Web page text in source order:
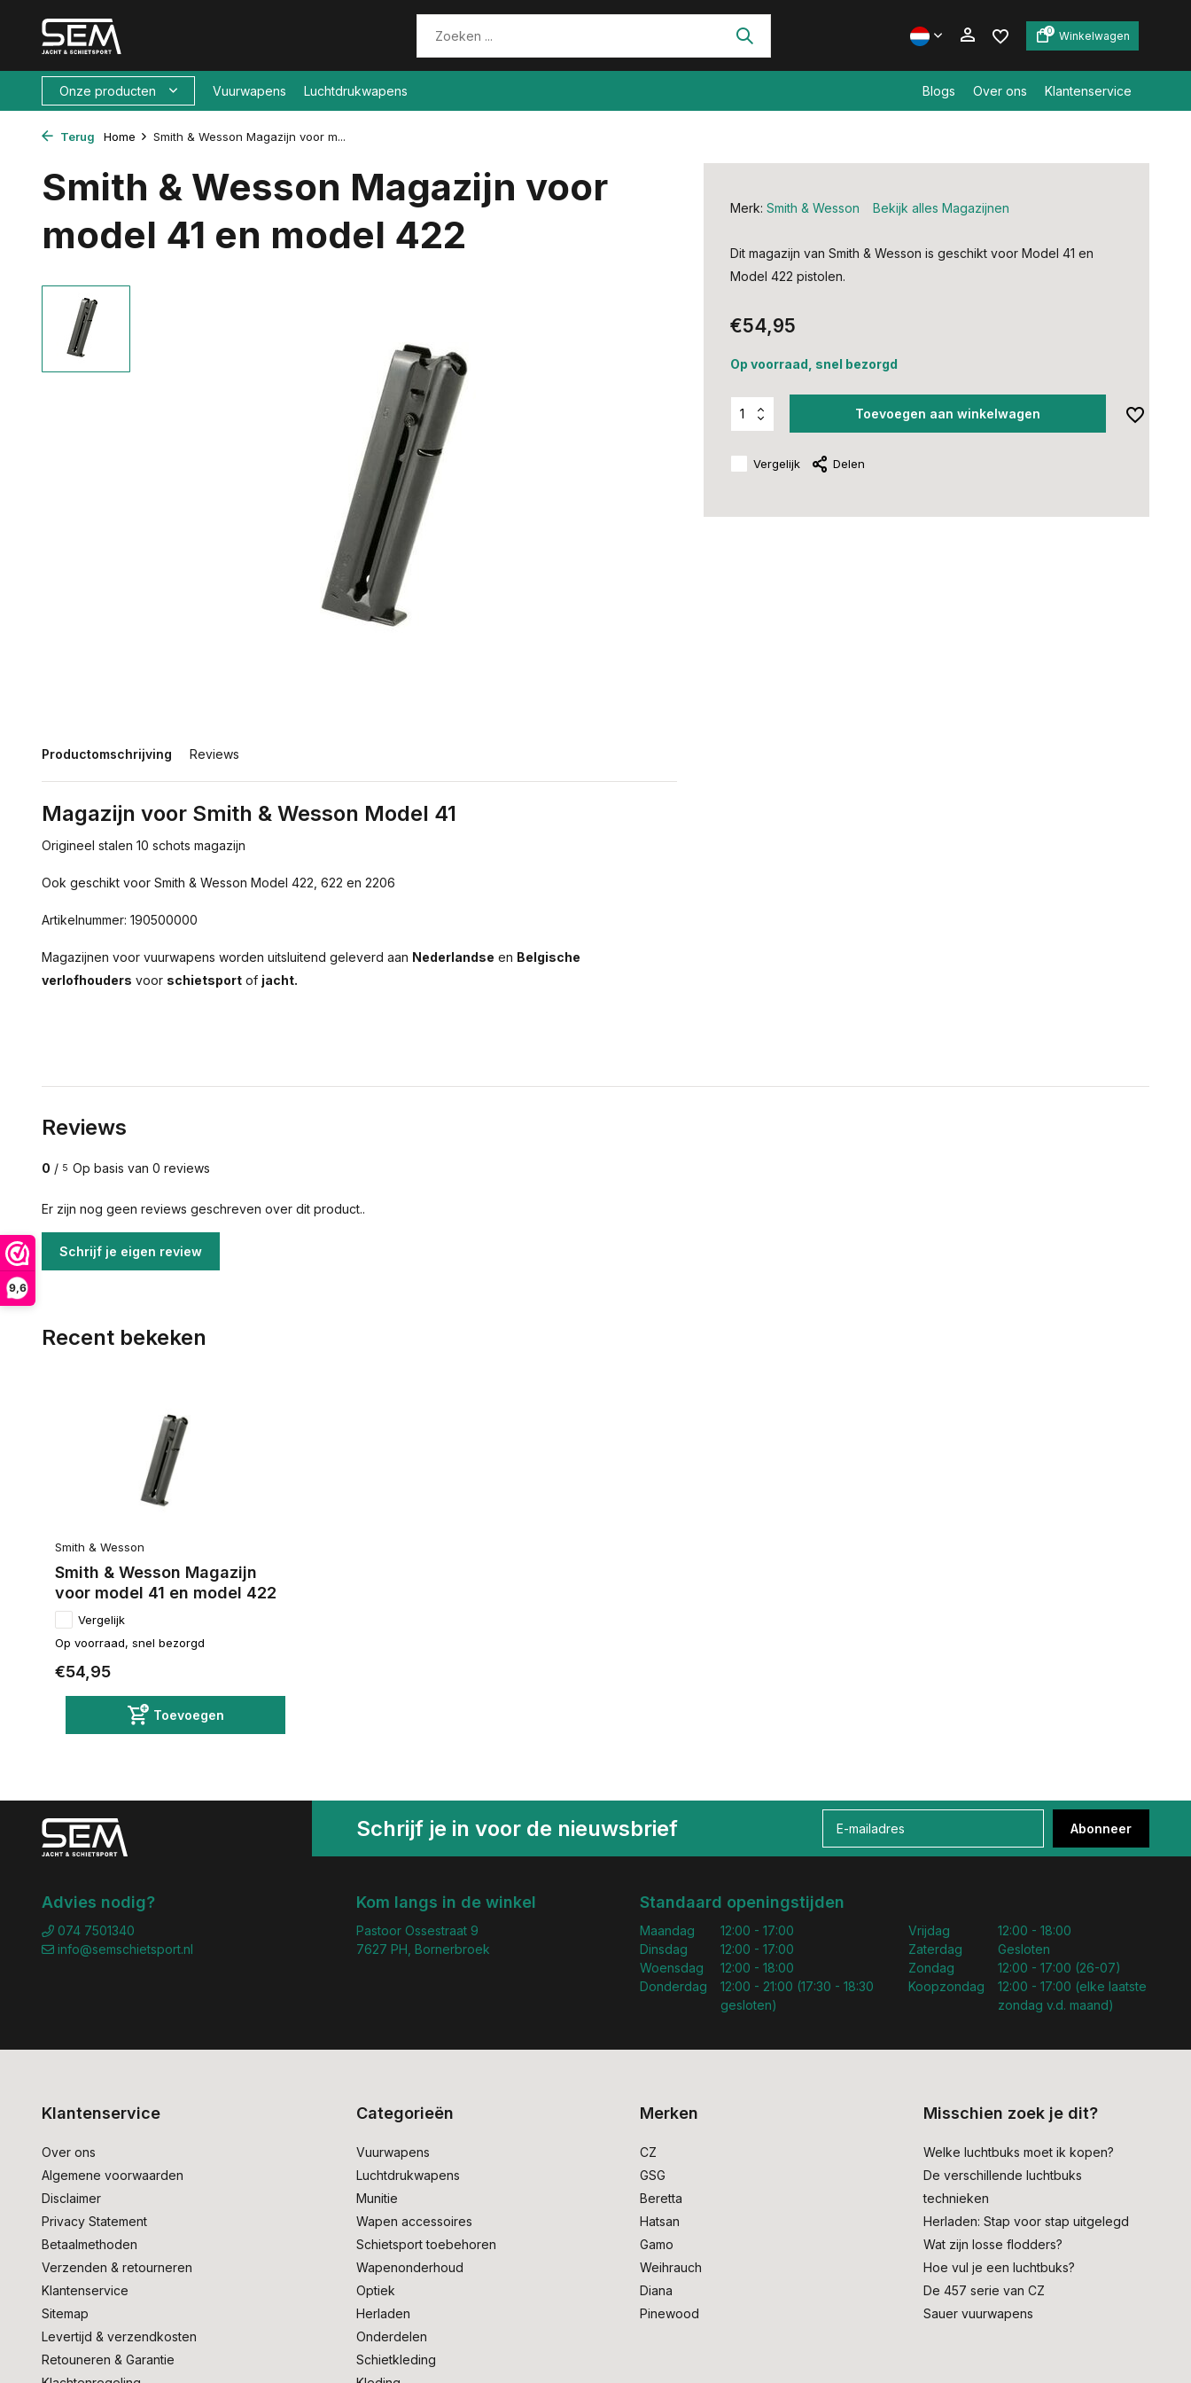
9,6
0 Winkelwagen
Onze producten Vuurwapens Luchtdrukwapens Blogs Over ons Klantenservice
Terug Home Smith & Wesson Magazijn voor m...
Smith & Wesson Magazijn voor
model 41 en model 422
Productomschrijving Reviews
Magazijn voor Smith & Wesson Model 41
Origineel stalen 10 schots magazijn
Ook geschikt voor Smith & Wesson Model 422, 622 en 2206
Artikelnummer: 190500000
Magazijnen voor vuurwapens worden uitsluitend geleverd aan Nederlandse en Belgische
verlofhouders voor schietsport of jacht.
Merk: Smith & Wesson Bekijk alles Magazijnen
Dit magazijn van Smith & Wesson is geschikt voor Model 41 en
Model 422 pistolen.
€54,95
Op voorraad, snel bezorgd
Toevoegen aan winkelwagen
Vergelijk Delen
Reviews
0 / 5 Op basis van 0 reviews
Er zijn nog geen reviews geschreven over dit product..
Schrijf je eigen review
Recent bekeken
Smith & Wesson
Smith & Wesson Magazijn
voor model 41 en model 422
Vergelijk
Op voorraad, snel bezorgd
€54,95
Toevoegen
Schrijf je in voor de nieuwsbrief Abonneer
Advies nodig?
074 7501340
info@semschietsport.nl
Kom langs in de winkel
Pastoor Ossestraat 9
7627 PH, Bornerbroek
Standaard openingstijden
Maandag
Dinsdag
Woensdag
Donderdag
12:00 - 17:00
12:00 - 17:00
12:00 - 18:00
12:00 - 21:00 (17:30 - 18:30
gesloten)
Vrijdag
Zaterdag
Zondag
Koopzondag
12:00 - 18:00
Gesloten
12:00 - 17:00 (26-07)
12:00 - 17:00 (elke laatste
zondag v.d. maand)
Klantenservice
Over ons
Algemene voorwaarden
Disclaimer
Privacy Statement
Betaalmethoden
Verzenden & retourneren
Klantenservice
Sitemap
Levertijd & verzendkosten
Retouneren & Garantie
Categorieën
Vuurwapens
Luchtdrukwapens
Munitie
Wapen accessoires
Schietsport toebehoren
Wapenonderhoud
Optiek
Herladen
Onderdelen
Schietkleding
Merken
CZ
GSG
Beretta
Hatsan
Gamo
Weihrauch
Diana
Pinewood
Misschien zoek je dit?
Welke luchtbuks moet ik kopen?
De verschillende luchtbuks
technieken
Herladen: Stap voor stap uitgelegd
Wat zijn losse flodders?
Hoe vul je een luchtbuks?
De 457 serie van CZ
Sauer vuurwapens